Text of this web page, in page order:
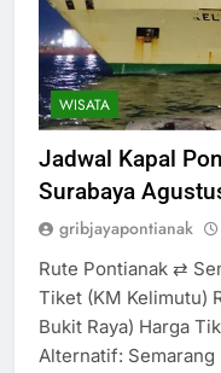
WISATA
Jadwal Kapal
Surabaya
gribjayapontianak
Rute Pontianak ⇄
Tiket (KM Kelimutu)
Bukit Raya) Harga
Alternatif: